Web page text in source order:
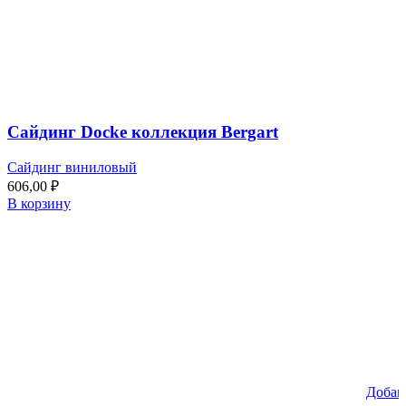
Сайдинг Docke коллекция Bergart
Сайдинг виниловый
606,00 ₽
В корзину